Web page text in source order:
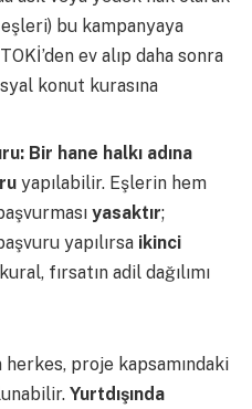
bu kampanyaya
ev alıp daha sonra
konut kurasına
Bir hane halkı adına
yapılabilir. Eşlerin hem
yasaktır;
yapılırsa ikinci
fırsatın adil dağılımı
herkes, proje kapsamındaki
Yurtdışında